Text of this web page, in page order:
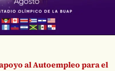
al Autoempleo para el